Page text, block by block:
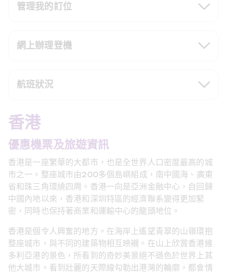
管理我的訂位
網上辦理登機
航班狀況
香港
優惠機票及旅遊資訊
香港是一座繁華的大都市，也是全世界人口密度最高的城
市之一。整座城市由200多個島嶼組成，南中國海、廣東
省和珠三角環繞四周。香港一向是亞洲金融中心，自回歸
中國內地以來，香港和深圳特區的經濟聯系變得更加緊
密，同時也保持著商業和運輸中心的龍頭地位。
香港是個令人興奮的地方。在海岸上遙望青翠的山嶺環抱
整座城市，與不同的建築物相互映襯。在山上欣賞香港維
多利亞港的景色，所看到的奇妙美景絕不遜色於世界上其
他大城市。看到壯麗的天際線勾勒出港灣的輪廓，都會情